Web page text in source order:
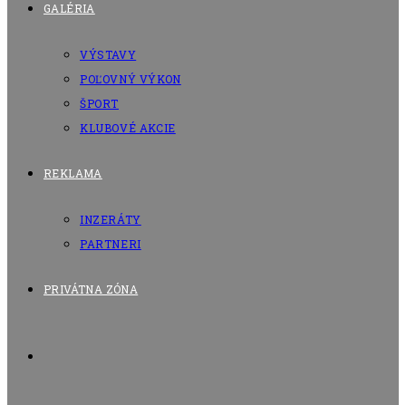
GALÉRIA
VÝSTAVY
POĽOVNÝ VÝKON
ŠPORT
KLUBOVÉ AKCIE
REKLAMA
INZERÁTY
PARTNERI
PRIVÁTNA ZÓNA